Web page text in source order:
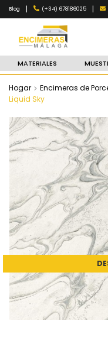
Blog | (+34) 678186025 |
MATERIALES
Hogar Encimeras de
Liquid Sky